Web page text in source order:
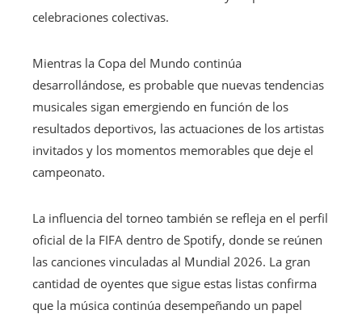
celebraciones colectivas.
Mientras la Copa del Mundo continúa
desarrollándose, es probable que nuevas tendencias
musicales sigan emergiendo en función de los
resultados deportivos, las actuaciones de los artistas
invitados y los momentos memorables que deje el
campeonato.
La influencia del torneo también se refleja en el perfil
oficial de la FIFA dentro de Spotify, donde se reúnen
las canciones vinculadas al Mundial 2026. La gran
cantidad de oyentes que sigue estas listas confirma
que la música continúa desempeñando un papel